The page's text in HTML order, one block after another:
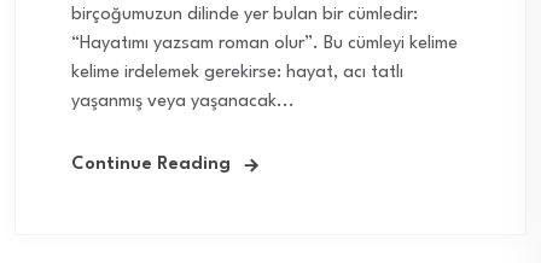
birçoğumuzun dilinde yer bulan bir cümledir:
“Hayatımı yazsam roman olur”. Bu cümleyi kelime
kelime irdelemek gerekirse: hayat, acı tatlı
yaşanmış veya yaşanacak...
Continue Reading